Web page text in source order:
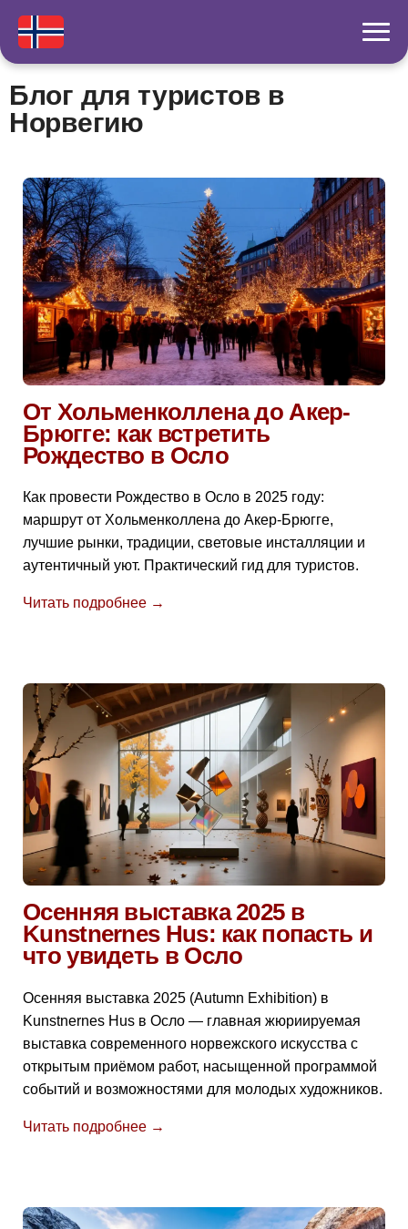
Блог для туристов в
Норвегию
От Хольменколлена до Акер-
Брюгге: как встретить
Рождество в Осло
Как провести Рождество в Осло в 2025 году:
маршрут от Хольменколлена до Акер-Брюгге,
лучшие рынки, традиции, световые инсталляции и
аутентичный уют. Практический гид для туристов.
Читать подробнее →
Осенняя выставка 2025 в
Kunstnernes Hus: как попасть и
что увидеть в Осло
Осенняя выставка 2025 (Autumn Exhibition) в
Kunstnernes Hus в Осло — главная жюриируемая
выставка современного норвежского искусства с
открытым приёмом работ, насыщенной программой
событий и возможностями для молодых художников.
Читать подробнее →